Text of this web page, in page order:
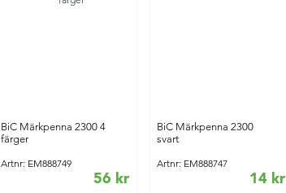
BiC Märkpenna 2300 4
färger
Artnr: EM888749
56 kr
BiC Märkpenna 2300
svart
Artnr: EM888747
14 kr